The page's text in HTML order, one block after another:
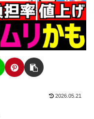
2026.05.21